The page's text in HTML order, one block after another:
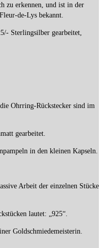
zu erkennen, und ist in der
de-Lys bekannt.
Sterlingsilber gearbeitet,
Ohrring-Rückstecker sind im
gearbeitet.
in den kleinen Kapseln.
Arbeit der einzelnen Stücke
lautet: „925“.
Goldschmiedemeisterin.